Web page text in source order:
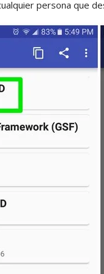
persona que